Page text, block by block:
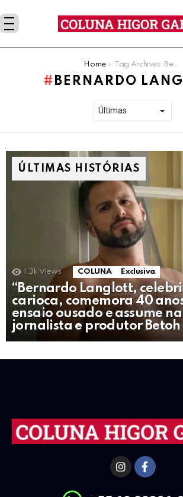
Home Tag Archives: Bernardo Langlott
BERNARDO
ÚLTIMAS HISTÓRIAS
1.3k Views COLUNA Exclusiva
“Bernardo Langlott,
carioca, comemora 40
ensaio ousado e assume
jornalista e produtor Betoh